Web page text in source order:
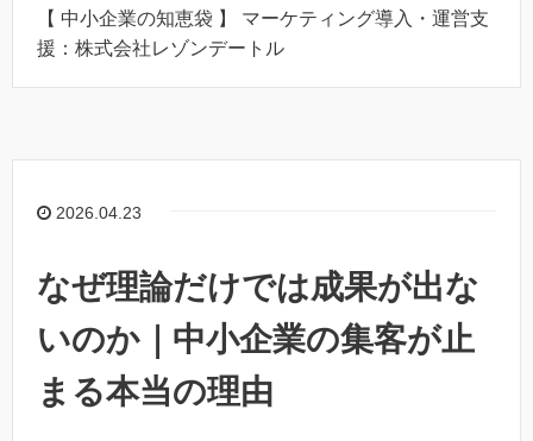
【 中小企業の知恵袋 】 マーケティング導入・運営支
援：株式会社レゾンデートル
2026.04.23
なぜ理論だけでは成果が出な
いのか｜中小企業の集客が止
まる本当の理由